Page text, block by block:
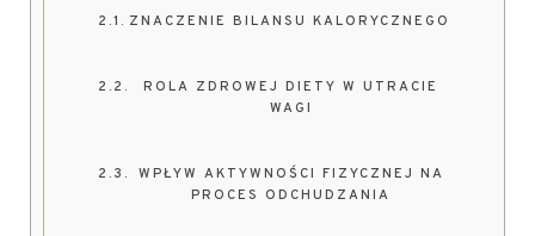
ZNACZENIE BILANSU KALORYCZNEGO
ROLA ZDROWEJ DIETY W UTRACIE
WAGI
WPŁYW AKTYWNOŚCI FIZYCZNEJ NA
PROCES ODCHUDZANIA